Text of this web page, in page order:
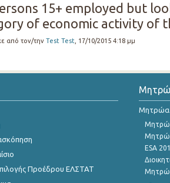
15+ employed but
of economic activity of
από τον/την Test Test , 17/10/2015 4:18 μμ
Προέδρου ΕΛΣΤΑΤ
Μητρώα
ESA